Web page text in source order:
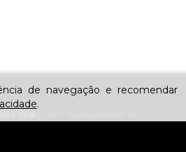
de navegação e recomendar
.